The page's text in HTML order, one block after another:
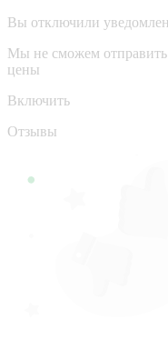
Вы отключили
Мы не сможем
цены
Включить
Отзывы